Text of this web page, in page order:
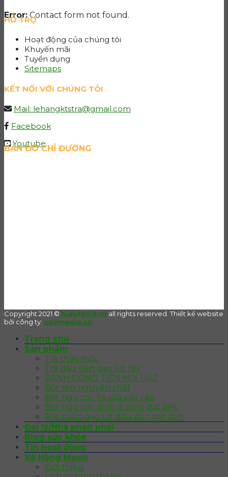
Error:Contact form not found.
HỖ TRỢ
Hoạt động của chúng tôi
Khuyến mãi
Tuyển dụng
Sitemaps
KẾT NỐI VỚI CHÚNG TÔI
Mail: lehangktstra@gmail.com
Facebook
Youtube
BẢN ĐỒ CHỈ ĐƯỜNG
Copyright 2021 © hidufood.vn all rights reserved. Thiết kế website
bởi công ty: oxomedia.vn
Trang chủ
Sản phẩm
Trà thảo mộc
Trà đậu đen gạo lứt rẫy
BÁNH ĐỒNG TIỀN MIX HẠT
Bột sen nguyên chất
Bột ngũ cốc lợi sữa cao cấp
Bột ngũ cốc dinh dưỡng đặt biệt
Bột mầm gạo lứt đậu đen mè đen
Đại lý/Nhà phân phối
Blog sức khỏe
Tin hoạt động
Về Hằng Moon
Giới thiệu